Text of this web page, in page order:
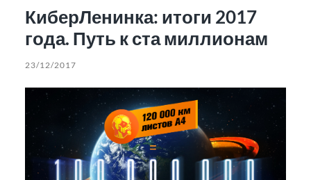
КиберЛенинка: итоги 2017
года. Путь к ста миллионам
23/12/2017